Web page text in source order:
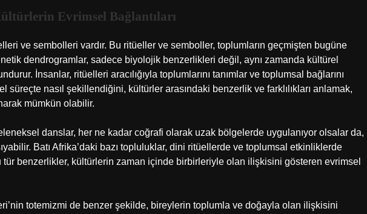
Evrimsel Bağlantıları
ve sembolleri vardır. Bu ritüeller ve semboller, toplumların geçmişten bugüne
dendrogramlar, sadece biyolojik benzerlikleri değil, aynı zamanda kültürel
İnsanlar, ritüelleri aracılığıyla toplumlarını tanımlar ve toplumsal bağlarını
süreçte nasıl şekillendiğini, kültürler arasındaki benzerlik ve farklılıkları anlamak,
mümkün olabilir.
danslar, her ne kadar coğrafi olarak uzak bölgelerde uygulanıyor olsalar da,
Batı Afrika’daki bazı topluluklar, dini ritüellerde ve toplumsal etkinliklerde
benzerlikler, kültürlerin zaman içinde birbirleriyle olan ilişkisini gösteren evrimsel
totemizmi de benzer şekilde, bireylerin toplumla ve doğayla olan ilişkisini